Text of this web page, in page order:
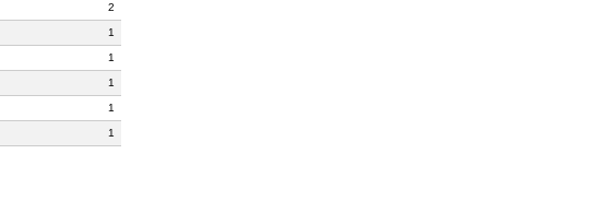
2
1
1
1
1
1